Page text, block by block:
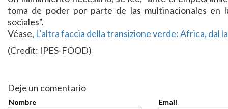
toma de poder por parte de las multinacionales en
sociales".
Véase, L’altra faccia della transizione verde: Africa, dal
(Credit: IPES-FOOD)
Deje un comentario
Nombre Email